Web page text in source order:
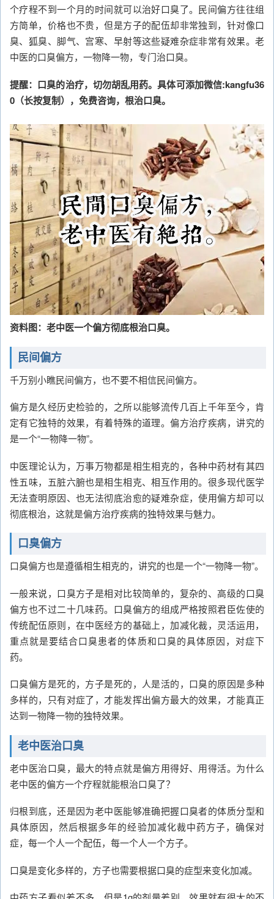
个疗程不到一个月的时间就可以治好口臭了。民间偏方往往组
方简单，价格也不贵，但是方子的配伍却非常独到，针对像口
臭、狐臭、脚气、宫寒、早射等这些疑难杂症非常有效果。老
中医的口臭偏方，一物降一物，专门治口臭。
提醒：口臭的治疗，切勿胡乱用药。具体可添加微信:kangfu36
0（长按复制），免费咨询，根治口臭。
资料图：老中医一个偏方彻底根治口臭。
民间偏方
千万别小瞧民间偏方，也不要不相信民间偏方。
偏方是久经历史检验的，之所以能够流传几百上千年至今，肯
定有它独特的效果，有着特殊的道理。偏方治疗疾病，讲究的
是一个“一物降一物”。
中医理论认为，万事万物都是相生相克的，各种中药材有其四
性五味，五脏六腑也是相生相克、相互作用的。很多现代医学
无法查明原因、也无法彻底治愈的疑难杂症，使用偏方却可以
彻底根治，这就是偏方治疗疾病的独特效果与魅力。
口臭偏方
口臭偏方也是遵循相生相克的，讲究的也是一个“一物降一物”。
一般来说，口臭方子是相对比较简单的，复杂的、高级的口臭
偏方也不过二十几味药。口臭偏方的组成严格按照君臣佐使的
传统配伍原则，在中医经方的基础上，加减化裁，灵活运用，
重点就是要结合口臭患者的体质和口臭的具体原因，对症下
药。
口臭偏方是死的，方子是死的，人是活的，口臭的原因是多种
多样的，只有对症了，才能发挥出偏方最大的效果，才能真正
达到一物降一物的独特效果。
老中医治口臭
老中医治口臭，最大的特点就是偏方用得好、用得活。为什么
老中医的偏方一个疗程就能根治口臭了？
归根到底，还是因为老中医能够准确把握口臭者的体质分型和
具体原因，然后根据多年的经验加减化裁中药方子，确保对
症，每一个人一个配伍，每一个人一个方子。
口臭是变化多样的，方子也需要根据口臭的症型来变化加减。